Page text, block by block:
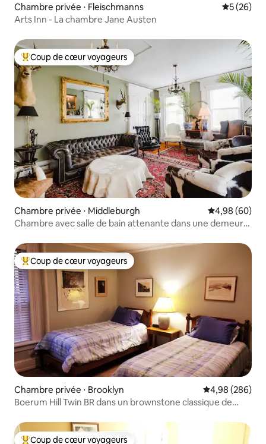
Chambre privée ⋅ Fleischmanns
5 (26)
Arts Inn - La chambre Jane Austen
Coups de cœur voyageurs les plus appréciés
Coup de cœur voyageurs
Chambre privée ⋅ Middleburgh Évaluation
4,98 (60)
Chambre avec salle de bain attenante dans une demeure
Coups de cœur voyageurs les plus appréciés
Coup de cœur voyageurs
Chambre privée ⋅ Brooklyn Évaluation
4,98 (286)
Boerum Hill Twin BR dans un brownstone classique de
Coup de cœur voyageurs